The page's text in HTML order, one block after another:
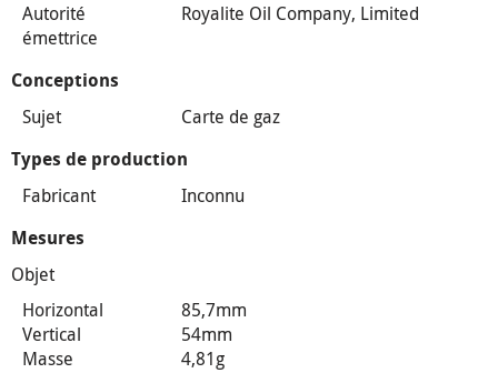
Autorité
émettrice
Royalite Oil Company, Limited
Conceptions
Sujet Carte de gaz
Types de production
Fabricant Inconnu
Mesures
Objet
Horizontal
85,7mm
Vertical
54mm
Masse
4,81g